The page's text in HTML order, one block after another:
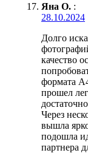
Яна О. :
28.10.2024
Долго
качество
формата
прошел
Через
вышла
подошла
партнера